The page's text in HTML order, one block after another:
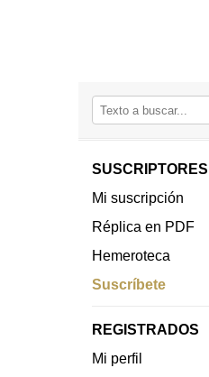
SUSCRIPTORES
Mi suscripción
Réplica en PDF
Hemeroteca
Suscríbete
REGISTRADOS
Mi perfil